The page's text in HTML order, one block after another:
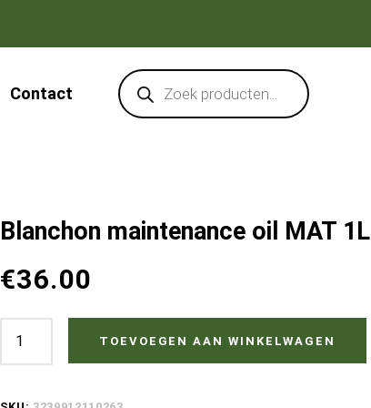
Contact
Products
search
Blanchon maintenance oil MAT 1L
€36.00
Blanchon
maintenance
TOEVOEGEN AAN WINKELWAGEN